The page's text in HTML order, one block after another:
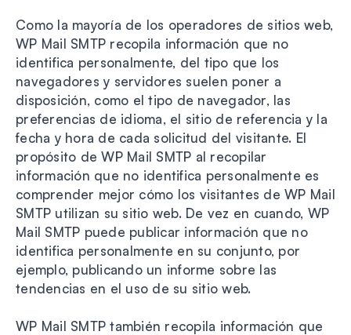
Como la mayoría de los operadores de sitios web,
WP Mail SMTP recopila información que no
identifica personalmente, del tipo que los
navegadores y servidores suelen poner a
disposición, como el tipo de navegador, las
preferencias de idioma, el sitio de referencia y la
fecha y hora de cada solicitud del visitante. El
propósito de WP Mail SMTP al recopilar
información que no identifica personalmente es
comprender mejor cómo los visitantes de WP Mail
SMTP utilizan su sitio web. De vez en cuando, WP
Mail SMTP puede publicar información que no
identifica personalmente en su conjunto, por
ejemplo, publicando un informe sobre las
tendencias en el uso de su sitio web.
WP Mail SMTP también recopila información que